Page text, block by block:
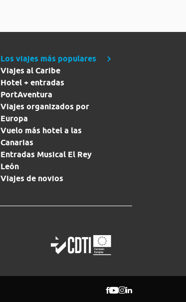
Los viajes más populares
Viajes al Caribe
Hotel + entradas
PortAventura
Viajes organizados por
Europa
Vuelo más hotel a las
Canarias
Entradas Musical El Rey
León
Viajes de novios